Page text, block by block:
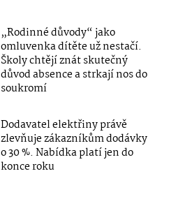
„Rodinné důvody“ jako
omluvenka dítěte už nestačí.
Školy chtějí znát skutečný
důvod absence a strkají nos do
soukromí
Dodavatel elektřiny právě
zlevňuje zákazníkům dodávky
o 30 %. Nabídka platí jen do
konce roku